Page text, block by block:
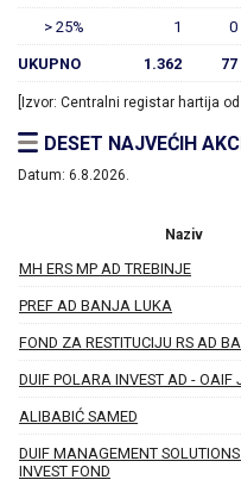
> 25% 1 0
UKUPNO 1.362 77
[Izvor: Centralni registar hartija
DESET NAJVEĆIH
Datum: 6.8.2026.
Naziv
MH ERS MP AD TREBINJE
PREF AD BANJA LUKA
FOND ZA RESTITUCIJU RS AD
DUIF POLARA INVEST AD - OAIF
ALIBABIĆ SAMED
DUIF MANAGEMENT
INVEST FOND